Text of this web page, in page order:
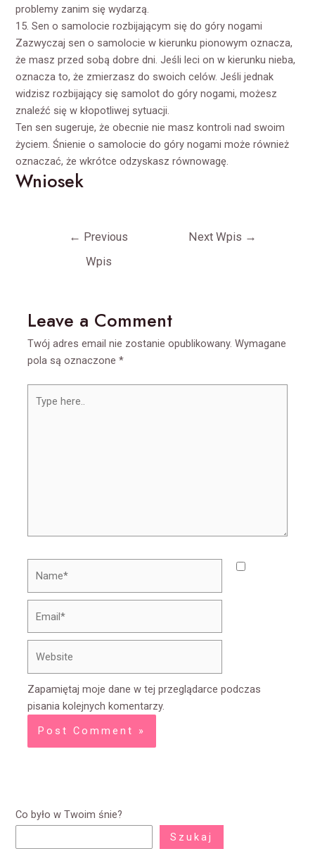
problemy zanim się wydarzą.
15. Sen o samolocie rozbijającym się do góry nogami
Zazwyczaj sen o samolocie w kierunku pionowym oznacza,
że masz przed sobą dobre dni. Jeśli leci on w kierunku nieba,
oznacza to, że zmierzasz do swoich celów. Jeśli jednak
widzisz rozbijający się samolot do góry nogami, możesz
znaleźć się w kłopotliwej sytuacji.
Ten sen sugeruje, że obecnie nie masz kontroli nad swoim
życiem. Śnienie o samolocie do góry nogami może również
oznaczać, że wkrótce odzyskasz równowagę.
Wniosek
Nawigacja
← Previous
Wpis
Next Wpis →
Leave a Comment
Twój adres email nie zostanie opublikowany. Wymagane
pola są oznaczone*
here..
Zapamiętaj moje dane w tej przeglądarce podczas
pisania kolejnych komentarzy.
Co było w Twoim śnie?
Szukaj